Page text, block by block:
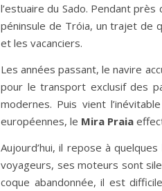
l’estuaire du Sado. Pendant
péninsule de Tróia, un trajet de
et les vacanciers.
Les années passant, le navire
pour le transport exclusif des
modernes. Puis vient
européennes, le Mira Praia
Aujourd’hui, il repose à
voyageurs, ses moteurs sont
coque abandonnée, il est